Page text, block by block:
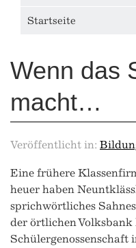
Startseite
Wenn das
macht…
Veröffentlicht in:
Eine frühere
heuer haben
sprichwörtliches
der örtlichen Volksbank